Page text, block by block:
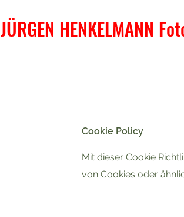
JÜRGEN HENKELMANN
Cookie Policy
Mit dieser Cookie
von Cookies oder